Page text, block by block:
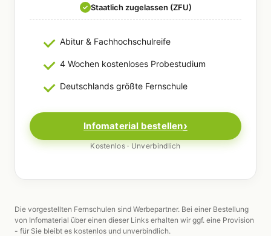
✓ Staatlich zugelassen (ZFU)
Abitur & Fachhochschulreife
4 Wochen kostenloses Probestudium
Deutschlands größte Fernschule
Infomaterial bestellen
Kostenlos · Unverbindlich
Die vorgestellten Fernschulen sind Werbepartner. Bei einer Bestellung
von Infomaterial über einen dieser Links erhalten wir ggf. eine Provision
- für Sie bleibt es kostenlos und unverbindlich.